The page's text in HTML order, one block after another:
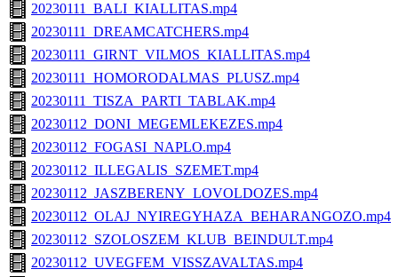
20230111_BALI_KIALLITAS.mp4
20230111_DREAMCATCHERS.mp4
20230111_GIRNT_VILMOS_KIALLITAS.mp4
20230111_HOMORODALMAS_PLUSZ.mp4
20230111_TISZA_PARTI_TABLAK.mp4
20230112_DONI_MEGEMLEKEZES.mp4
20230112_FOGASI_NAPLO.mp4
20230112_ILLEGALIS_SZEMET.mp4
20230112_JASZBERENY_LOVOLDOZES.mp4
20230112_OLAJ_NYIREGYHAZA_BEHARANGOZO.mp4
20230112_SZOLOSZEM_KLUB_BEINDULT.mp4
20230112_UVEGFEM_VISSZAVALTAS.mp4